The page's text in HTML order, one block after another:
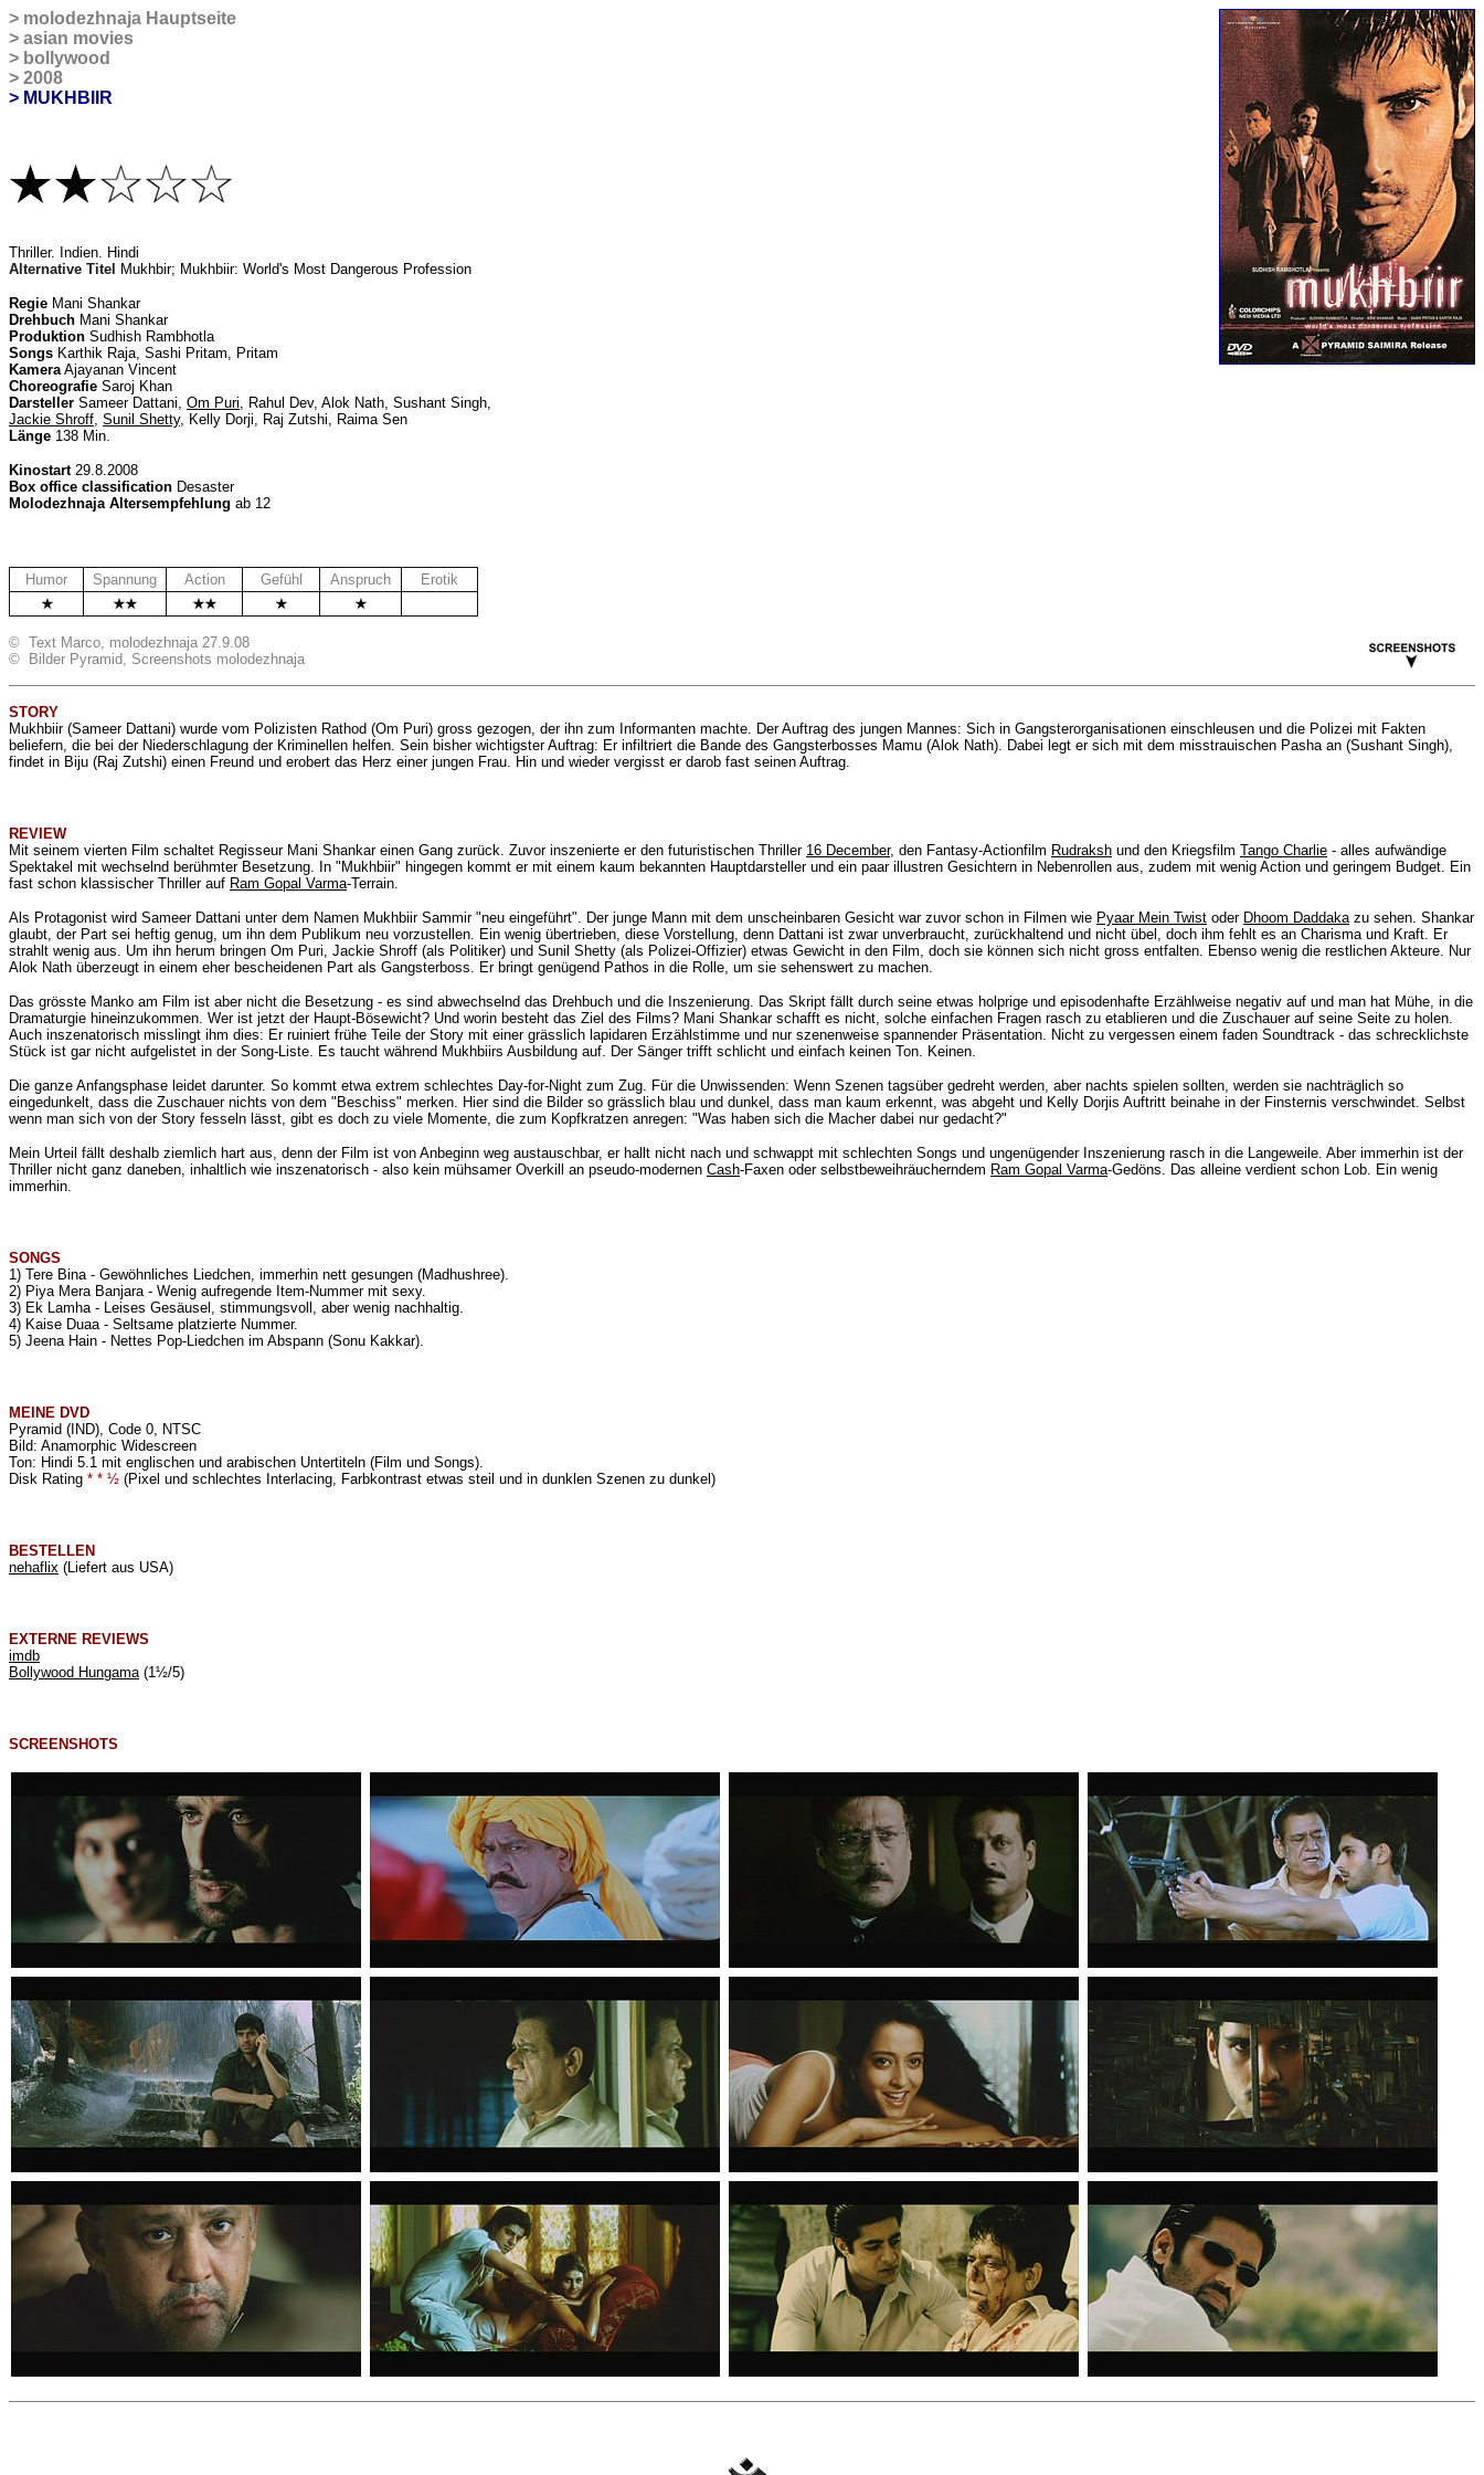
> molodezhnaja Hauptseite
> asian movies
> bollywood
> 2008
> MUKHBIIR
Thriller. Indien. Hindi
Alternative Titel
Mukhbir; Mukhbiir: World's Most Dangerous Profession
Regie Mani Shankar
Drehbuch Mani Shankar
Produktion Sudhish Rambhotla
Songs Karthik Raja, Sashi Pritam, Pritam
KameraAjayanan Vincent
Choreografie Saroj Khan
Darsteller Sameer Dattani, Om Puri, Rahul Dev, Alok Nath, Sushant Singh,
Jackie Shroff, Sunil Shetty, Kelly Dorji, Raj Zutshi, Raima Sen
Länge 138 Min.
Kinostart29.8.2008
Box office classification Desaster
Molodezhnaja Altersempfehlung ab 12
Humor Spannung Action Gefühl Anspruch
Erotik
© Text Marco, molodezhnaja 27.9.08
© Bilder Pyramid, Screenshots molodezhnaja
STORY
Mukhbiir (Sameer Dattani) wurde vom Polizisten Rathod (Om Puri) gross gezogen, der ihn zum Informanten machte. Der Auftrag des jungen Mannes: Sich in Gangsterorganisationen einschleusen und die Polizei mit Fakten
beliefern, die bei der Niederschlagung der Kriminellen helfen. Sein bisher wichtigster Auftrag: Er infiltriert die Bande des Gangsterbosses Mamu (Alok Nath). Dabei legt er sich mit dem misstrauischen Pasha an (Sushant Singh),
findet in Biju (Raj Zutshi) einen Freund und erobert das Herz einer jungen Frau. Hin und wieder vergisst er darob fast seinen Auftrag.
REVIEW
Mit seinem vierten Film schaltet Regisseur Mani Shankar einen Gang zurück. Zuvor inszenierte er den futuristischen Thriller 16 December, den Fantasy-Actionfilm Rudraksh und den Kriegsfilm Tango Charlie - alles aufwändige
Spektakel mit wechselnd berühmter Besetzung. In "Mukhbiir" hingegen kommt er mit einem kaum bekannten Hauptdarsteller und ein paar illustren Gesichtern in Nebenrollen aus, zudem mit wenig Action und geringem Budget. Ein
fast schon klassischer Thriller auf Ram Gopal Varma-Terrain.
Als Protagonist wird Sameer Dattani unter dem Namen Mukhbiir Sammir "neu eingeführt". Der junge Mann mit dem unscheinbaren Gesicht war zuvor schon in Filmen wie Pyaar Mein Twist oder Dhoom Daddakazu sehen. Shankar
glaubt, der Part sei heftig genug, um ihn dem Publikum neu vorzustellen. Ein wenig übertrieben, diese Vorstellung, denn Dattani ist zwar unverbraucht, zurückhaltend und nicht übel, doch ihm fehlt es an Charisma und Kraft. Er
strahlt wenig aus. Um ihn herum bringen Om Puri, Jackie Shroff (als Politiker) und Sunil Shetty (als Polizei-Offizier) etwas Gewicht in den Film, doch sie können sich nicht gross entfalten. Ebenso wenig die restlichen Akteure. Nur
Alok Nath überzeugt in einem eher bescheidenen Part als Gangsterboss. Er bringt genügend Pathos in die Rolle, um sie sehenswert zu machen.
Das grösste Manko am Film ist aber nicht die Besetzung - es sind abwechselnd das Drehbuch und die Inszenierung. Das Skript fällt durch seine etwas holprige und episodenhafte Erzählweise negativ auf und man hat Mühe, in die
Dramaturgie hineinzukommen. Wer ist jetzt der Haupt-Bösewicht? Und worin besteht das Ziel des Films? Mani Shankar schafft es nicht, solche einfachen Fragen rasch zu etablieren und die Zuschauer auf seine Seite zu holen.
Auch inszenatorisch misslingt ihm dies: Er ruiniert frühe Teile der Story mit einer grässlich lapidaren Erzählstimme und nur szenenweise spannender Präsentation. Nicht zu vergessen einem faden Soundtrack - das schrecklichste
Stück ist gar nicht aufgelistet in der Song-Liste. Es taucht während Mukhbiirs Ausbildung auf. Der Sänger trifft schlicht und einfach keinen Ton. Keinen.
Die ganze Anfangsphase leidet darunter. So kommt etwa extrem schlechtes Day-for-Night zum Zug. Für die Unwissenden: Wenn Szenen tagsüber gedreht werden, aber nachts spielen sollten, werden sie nachträglich so
eingedunkelt, dass die Zuschauer nichts von dem "Beschiss" merken. Hier sind die Bilder so grässlich blau und dunkel, dass man kaum erkennt, was abgeht und Kelly Dorjis Auftritt beinahe in der Finsternis verschwindet. Selbst
wenn man sich von der Story fesseln lässt, gibt es doch zu viele Momente, die zum Kopfkratzen anregen: "Was haben sich die Macher dabei nur gedacht?"
Mein Urteil fällt deshalb ziemlich hart aus, denn der Film ist von Anbeginn weg austauschbar, er hallt nicht nach und schwappt mit schlechten Songs und ungenügender Inszenierung rasch in die Langeweile. Aber immerhin ist der
Thriller nicht ganz daneben, inhaltlich wie inszenatorisch - also kein mühsamer Overkill an pseudo-modernen Cash-Faxen oder selbstbeweihräucherndem Ram Gopal Varma-Gedöns. Das alleine verdient schon Lob. Ein wenig
immerhin.
SONGS
1) Tere Bina - Gewöhnliches Liedchen, immerhin nett gesungen (Madhushree).
2) Piya Mera Banjara - Wenig aufregende Item-Nummer mit sexy.
3) Ek Lamha - Leises Gesäusel, stimmungsvoll, aber wenig nachhaltig.
4) Kaise Duaa - Seltsame platzierte Nummer.
5) Jeena Hain - Nettes Pop-Liedchen im Abspann (Sonu Kakkar).
MEINE DVD
Pyramid (IND), Code 0, NTSC
Bild: Anamorphic Widescreen
Ton: Hindi 5.1 mit englischen und arabischen Untertiteln (Film und Songs).
Disk Rating * * ½ (Pixel und schlechtes Interlacing, Farbkontrast etwas steil und in dunklen Szenen zu dunkel)
BESTELLEN
nehaflix (Liefert aus USA)
EXTERNE REVIEWS
imdb
Bollywood Hungama(1½/5)
SCREENSHOTS